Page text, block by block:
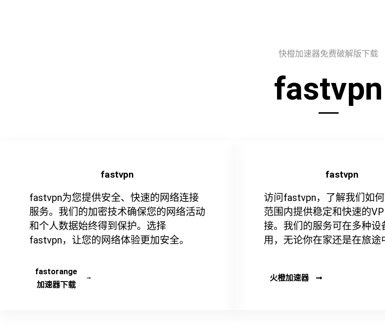
快橙加速器免费破解版下载
fastvpn
fastvpn
fastvpn为您提供安全、快速的网络连接
服务。我们的加密技术确保您的网络活动
和个人数据始终得到保护。选择
fastvpn，让您的网络体验更加安全。
fastorange
加速器下载
fastvpn
访问fastvpn，了解我们如
范围内提供稳定和快速的
接。我们的服务可在多种设
用，无论你在家还是在旅途
火橙加速器